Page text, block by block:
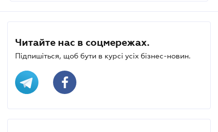
Читайте нас в соцмережах.
Підпишіться, щоб бути в курсі усіх бізнес-новин.